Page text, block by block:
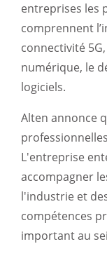
entreprises les
comprennent
connectivité
numérique, le
logiciels.
Alten annonce
L'entreprise
accompagner
l'industrie et
compétences
important au